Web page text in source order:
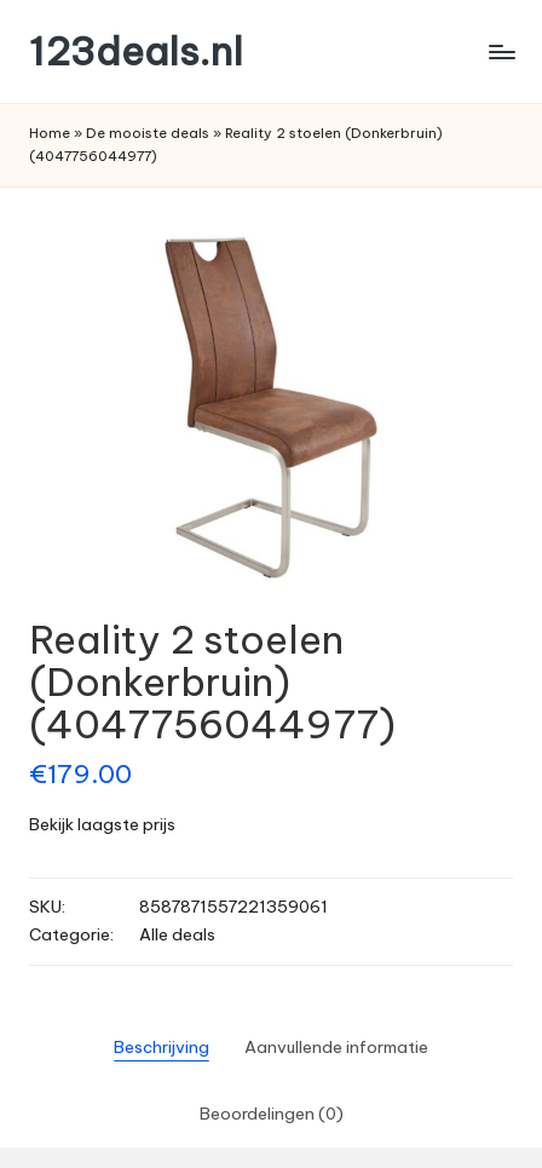
de
inhoud
123deals.nl
deals
Home » De mooiste deals » Reality 2 stoelen (Donkerbruin)
(4047756044977)
Reality 2 stoelen
(Donkerbruin)
(4047756044977)
€179.00
Bekijk laagste prijs
SKU:
8587871557221359061
Categorie:
Alle deals
Beschrijving Aanvullende informatie
Beoordelingen (0)